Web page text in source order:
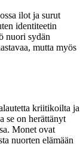
ilot ja surut
identiteetin
nuori sydän
mutta myös
kriitikoilta ja
se on herättänyt
Monet ovat
nuorten elämään